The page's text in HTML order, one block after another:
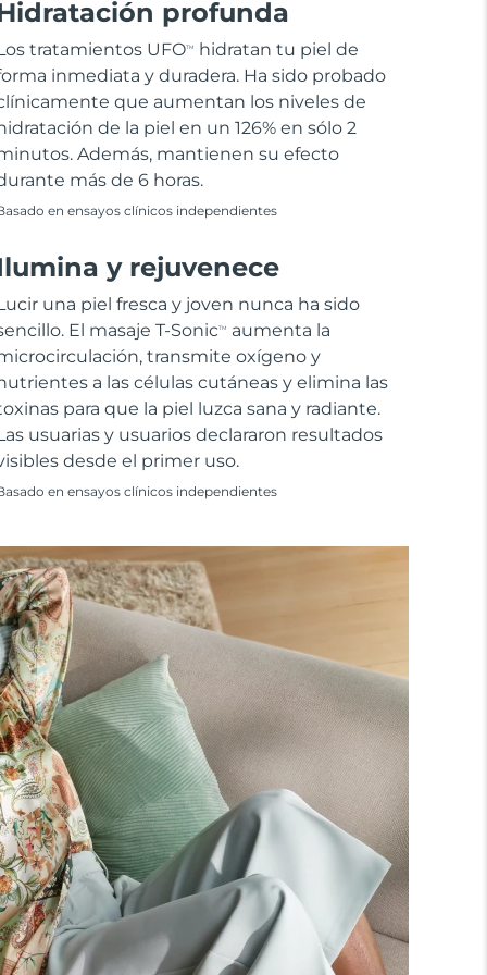
profunda
tratamientos UFOTM
hidratan tu piel de
inmediata y duradera. Ha sido probado
que aumentan los niveles de
de la piel en un 126% en sólo 2
Además, mantienen su efecto
más de 6 horas.
en ensayos clínicos independientes
y rejuvenece
una piel fresca y joven nunca ha sido
El masaje T-SonicTM
aumenta la
transmite oxígeno y
a las células cutáneas y elimina las
para que la piel luzca sana y radiante.
usuarias y usuarios declararon resultados
desde el primer uso.
en ensayos clínicos independientes